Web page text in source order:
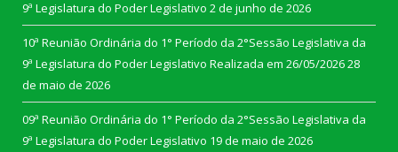
9ª Legislatura do Poder Legislativo 2 de junho de 2026
10ª Reunião Ordinária do 1° Período da 2°Sessão Legislativa da
9ª Legislatura do Poder Legislativo Realizada em 26/05/202628
de maio de 2026
09ª Reunião Ordinária do 1° Período da 2°Sessão Legislativa da
9ª Legislatura do Poder Legislativo 19 de maio de 2026